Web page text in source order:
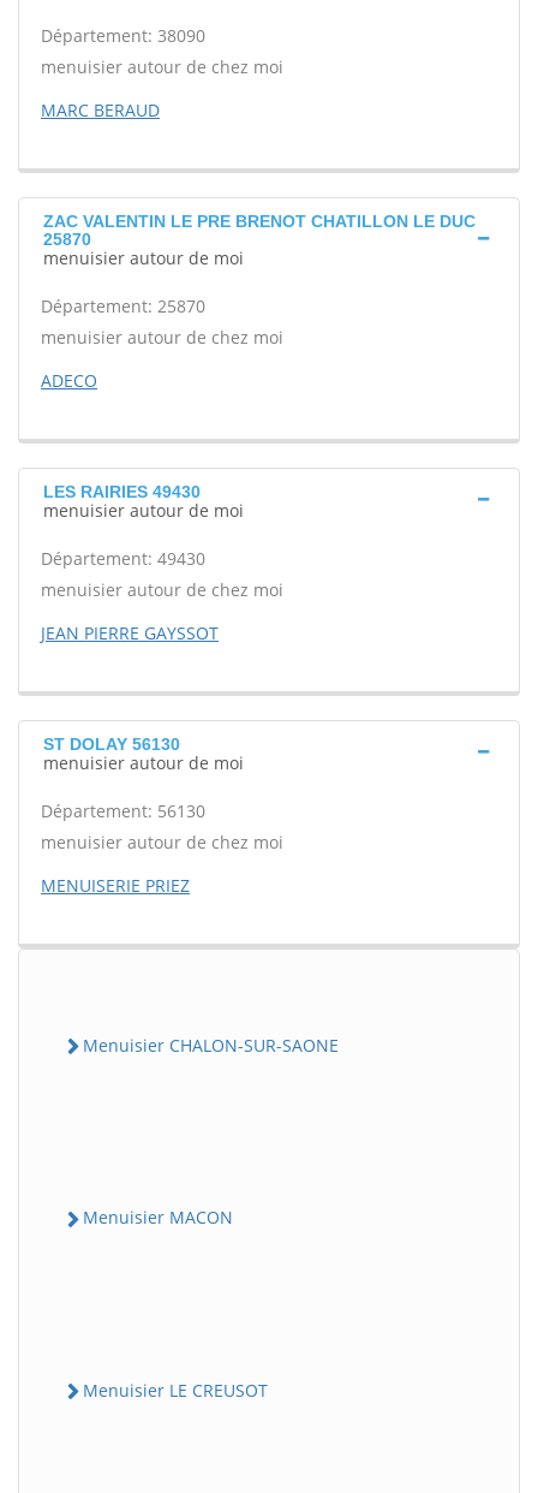
Département: 38090
menuisier autour de chez moi
MARC BERAUD
ZAC VALENTIN LE PRE BRENOT CHATILLON LE DUC
25870
menuisier autour de moi
Département: 25870
menuisier autour de chez moi
ADECO
LES RAIRIES 49430
menuisier autour de moi
Département: 49430
menuisier autour de chez moi
JEAN PIERRE GAYSSOT
ST DOLAY 56130
menuisier autour de moi
Département: 56130
menuisier autour de chez moi
MENUISERIE PRIEZ
Menuisier CHALON-SUR-SAONE
Menuisier MACON
Menuisier LE CREUSOT